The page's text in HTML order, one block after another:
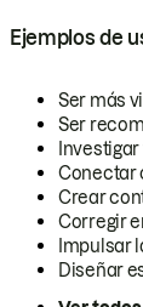
Ejemplos de
Ser más
Ser
Conectar
Crear
Corregir
Impulsar
Diseñar